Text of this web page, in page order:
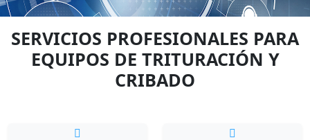
SERVICIOS PROFESIONALES PARA
EQUIPOS DE TRITURACIÓN Y
CRIBADO